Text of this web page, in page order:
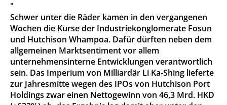
"
Schwer unter die Räder kamen in den vergangenen
Wochen die Kurse der Industriekonglomerate Fosun
und Hutchison Whampoa. Dafür dürften neben dem
allgemeinen Marktsentiment vor allem
unternehmensinterne Entwicklungen verantwortlich
sein. Das Imperium von Milliardär Li Ka-Shing lieferte
zur Jahresmitte wegen des IPOs von Hutchison Port
Holdings zwar einen Nettogewinn von 46,3 Mrd. HKD